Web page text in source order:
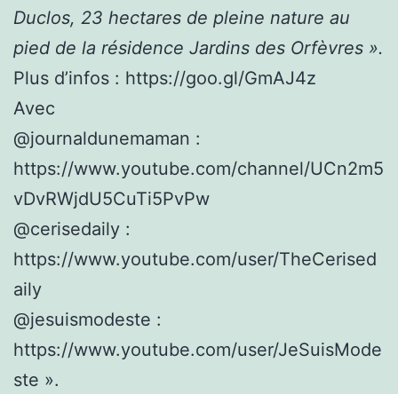
Duclos, 23 hectares de pleine nature au
pied de la résidence Jardins des Orfèvres ».
Plus d’infos : https://goo.gl/GmAJ4z
Avec
@journaldunemaman :
https://www.youtube.com/channel/UCn2m5
vDvRWjdU5CuTi5PvPw
@cerisedaily :
https://www.youtube.com/user/TheCerised
aily
@jesuismodeste :
https://www.youtube.com/user/JeSuisMode
ste ».